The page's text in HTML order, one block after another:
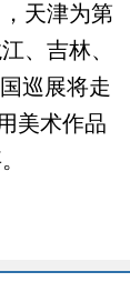
天津为第
、吉林、
巡展将走
美术作品